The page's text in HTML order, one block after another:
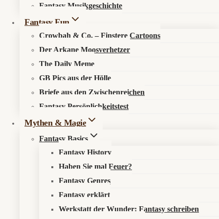
Fantasy Musikgeschichte
Fantasy Fun
Crowbah & Co. – Finstere Cartoons
Der Arkane Moosverhetzer
The Daily Meme
GB Pics aus der Hölle
Briefe aus den Zwischenreichen
Fantasy Persönlichkeitstest
Mythen & Magie
Fantasy Basics
Fantasy History
Haben Sie mal Feuer?
Fantasy Genres
Fantasy erklärt
Werkstatt der Wunder: Fantasy schreiben
Search in content
EXSTETRA kehrt als HD-
Remaster zurück: Weltrettung per Kuss, jetzt auch auf Steam
Wenn nur Knutschen die Welt rettet
EXSTETRAerscheint am30. Juli 2026weltweit für PC via